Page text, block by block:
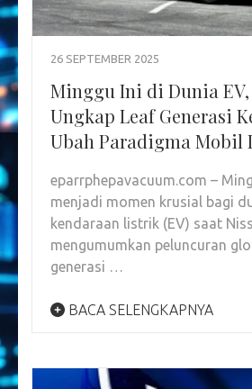
26 SEPTEMBER 2025
Minggu Ini di Dunia EV,
Ungkap Leaf Generasi
Ubah Paradigma Mobil
eparrphepavacuum.com –
menjadi momen krusial bagi
kendaraan listrik (EV) saat
mengumumkan peluncuran
generasi …
BACA SELENGKAPNYA